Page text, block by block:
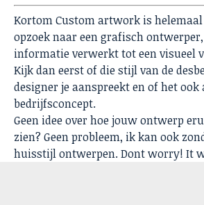
Kortom Custom artwork is
opzoek naar een grafisch
informatie verwerkt tot een visueel
Kijk dan eerst of die stijl van de
designer je aanspreekt en of het
bedrijfsconcept.
Geen idee over hoe jouw ontwerp
zien? Geen probleem, ik kan ook
huisstijl ontwerpen. Dont worry! It